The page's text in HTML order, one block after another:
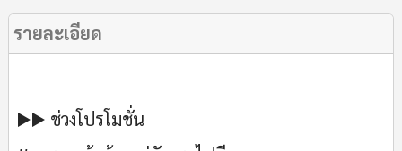
รายละเอียด
▶️▶️ ช่วงโปรโมชั่น